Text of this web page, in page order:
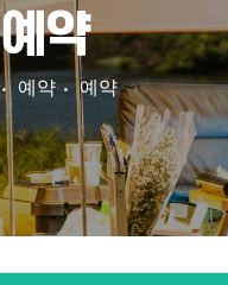
예약
예약 예약